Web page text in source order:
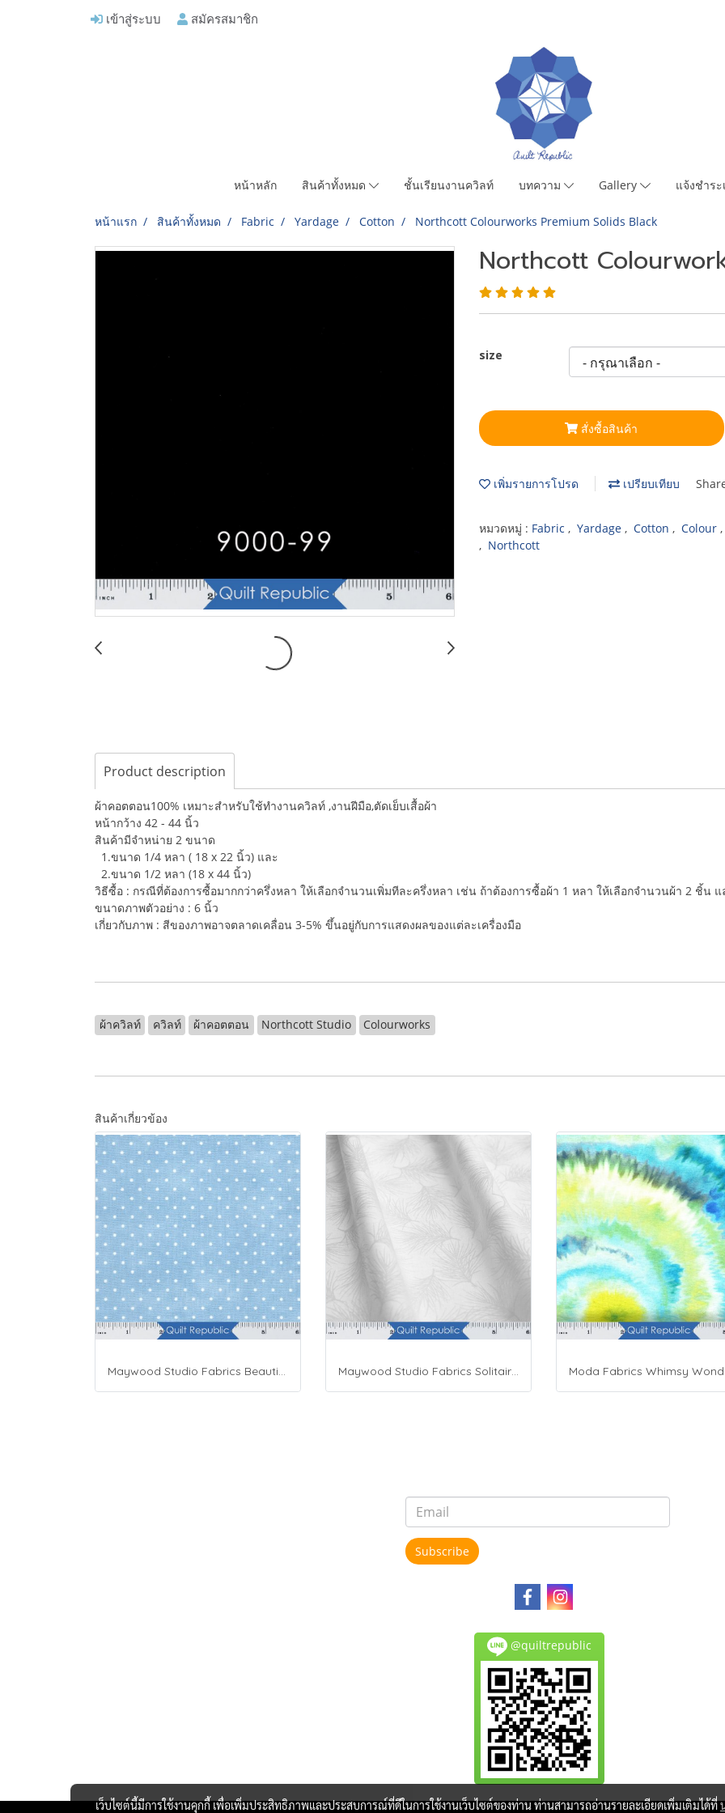
เข้าสู่ระบบ สมัครสมาชิก
หน้าหลัก สินค้าทั้งหมด ชั้นเรียนงานควิลท์ บทความ Gallery แจ้งชำระ
หน้าแรก สินค้าทั้งหมด Fabric Yardage Cotton Northcott Colourworks Premium Solids Black
Northcott
size
สั่งซื้อสินค้า
เพิ่มรายการโปรด เปรียบเทียบ
หมวดหมู่ : Fabric , Yardage , Cotton , Colour ,
, Northcott
Product description
ผ้าคอตตอน100% เหมาะสำหรับใช้ทำงานควิลท์ ,งานฝีมือ,ตัดเย็บเสื้อผ้า
หน้ากว้าง 42 - 44 นิ้ว
สินค้ามีจำหน่าย 2 ขนาด
1.ขนาด 1/4 หลา ( 18 x 22 นิ้ว) และ
2.ขนาด 1/2 หลา (18 x 44 นิ้ว)
วิธีซื้อ : กรณีที่ต้องการซื้อมากกว่าครึ่งหลา ให้เลือกจำนวนเพิ่มทีละครึ่งหลา เช่น ถ้าต้องการซื้อผ้า 1 หลา ให้เลือกจำนวนผ้า 2 ชิ้น
ขนาดภาพตัวอย่าง : 6 นิ้ว
เกี่ยวกับภาพ : สีของภาพอาจตลาดเคลื่อน 3-5% ขึ้นอยู่กับการแสดงผลของแต่ละเครื่องมือ
ผ้าควิลท์ ควิลท์ ผ้าคอตตอน Northcott Studio Colourworks
สินค้าเกี่ยวข้อง
Maywood Studio Fabrics Beautiful Basics Blue Maywood Studio Fabrics Solitaire Whites
Subscribe
@quiltrepublic
เว็บไซต์นี้มีการใช้งานคุกกี้ เพื่อเพิ่มประสิทธิภาพและประสบการณ์ที่ดีในการใช้งานเว็บไซต์ของท่าน ท่านสามารถอ่านรายละเอียดเพิ่มเติมได้ที่